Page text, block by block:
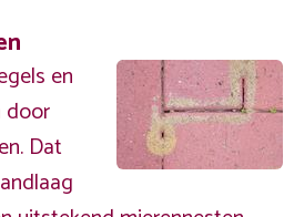
en
door
Dat